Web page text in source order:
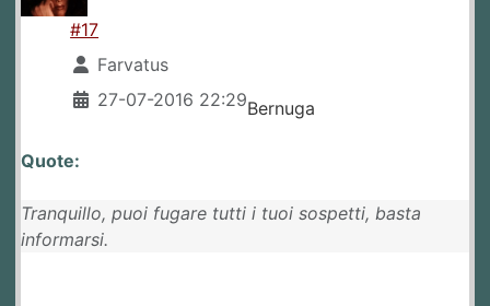
#17
Farvatus
27-07-2016 22:29Bernuga
Quote:
Tranquillo, puoi fugare tutti i tuoi sospetti, basta
informarsi.